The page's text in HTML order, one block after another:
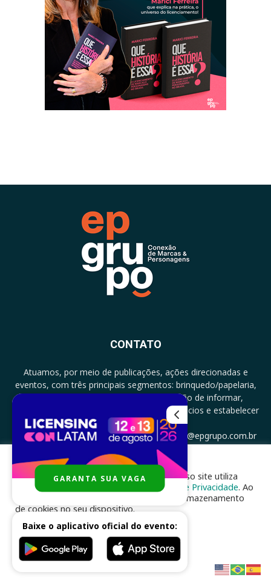
CONTATO
Atuamos, por meio de publicações, ações direcionadas e
eventos, com três principais segmentos: brinquedo/papelaria,
licenciamento e zero a três com a missão de informar,
documentar, proporcionar encontro de negócios e estabelecer
parcerias.
CONTATO: +5511994513097 - atendimento@epgrupo.com.br
SIGA-NOS
Desenvolvido pornhsinfo.com.br
Para melhor experiência e navegação, nosso site utiliza
cookies, de acordo com a nossa
Política de Privacidade. Ao
clicar em “aceito”, você concorda com o armazenamento
de cookies no seu dispositivo.
ACEITAR
GARANTA SUA VAGA
Baixe o aplicativo oficial do evento: